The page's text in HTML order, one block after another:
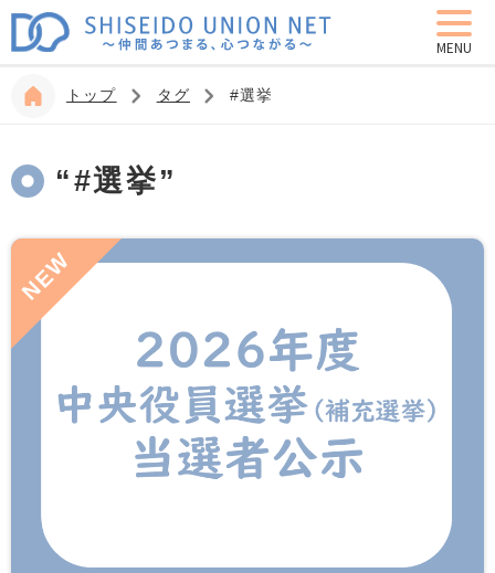
MENU
トップ タグ #選挙
“#選挙”
NEW